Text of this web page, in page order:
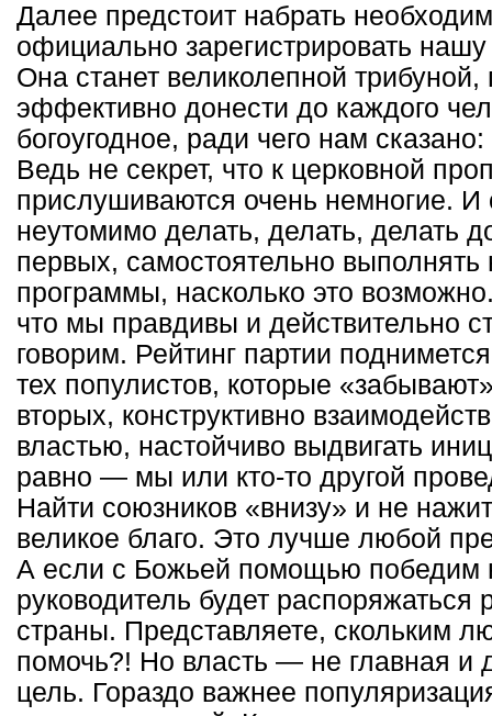
Далее предстоит набрать
официально зарегистрировать
Она станет великолепной
эффективно донести до каждого
богоугодное, ради чего нам
Ведь не секрет, что к церковной
прислушиваются очень немногие.
неутомимо делать, делать, делать
первых, самостоятельно выполнять
программы, насколько это
что мы правдивы и действительно
говорим. Рейтинг партии
тех популистов, которые
вторых, конструктивно
властью, настойчиво выдвигать
равно — мы или кто-то другой
Найти союзников «внизу» и не
великое благо. Это лучше любой
А если с Божьей помощью победим
руководитель будет распоряжаться
страны. Представляете, скольким
помочь?! Но власть — не главная и
цель. Гораздо важнее